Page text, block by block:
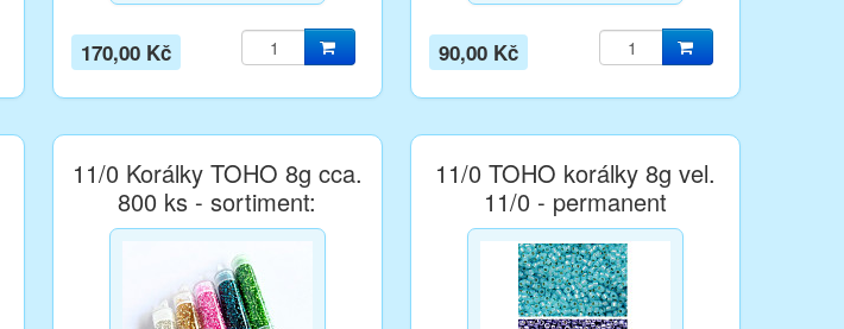
170,00 Kč 90,00 Kč
11/0 Korálky TOHO 8g cca.
800 ks - sortiment:
11/0 TOHO korálky 8g vel.
11/0 - permanent